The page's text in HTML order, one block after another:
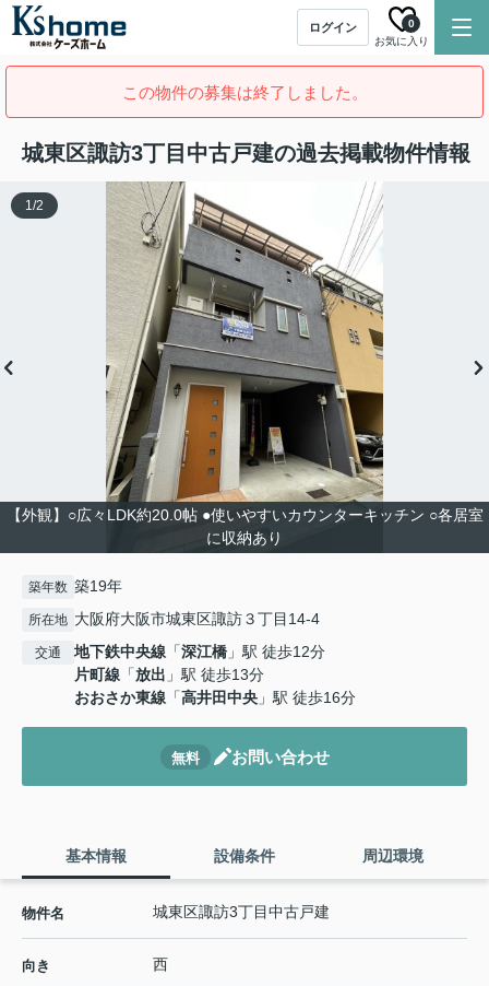
ログイン
お気に入り
0
この物件の募集は終了しました。
城東区諏訪3丁目中古戸建の過去掲載物件情報
【外観】○広々LDK約20.0帖 ●使いやすいカウンターキッチン ○各居室
に収納あり
1/2
築年数 築19年
所在地 大阪府大阪市城東区諏訪３丁目14-4
交通 地下鉄中央線 「深江橋 」駅 徒歩12分
片町線 「放出 」駅 徒歩13分
おおさか東線 「高井田中央 」駅 徒歩16分
無料 お問い合わせ
基本情報 設備条件 周辺環境
物件名 城東区諏訪3丁目中古戸建
向き 西